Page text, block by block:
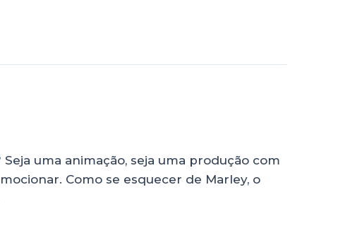
uma animação, seja uma produção com
Como se esquecer de Marley, o